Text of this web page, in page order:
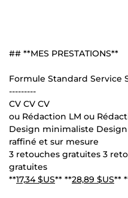
## **MES PRESTATIONS**
Formule Standard Service
---------
CV CV CV
ou Rédaction LM ou
Design minimaliste
raffiné et sur mesure
3 retouches gratuites 3
gratuites
**17,34 $US** **28,89 $US**